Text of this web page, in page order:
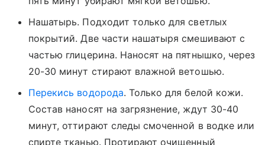
Нашатырь. Подходит только для светлых
покрытий. Две части нашатыря смешивают с
частью глицерина. Наносят на пятнышко, через
20-30 минут стирают влажной ветошью.
Перекись водорода. Только для белой кожи.
Состав наносят на загрязнение, ждут 30-40
минут, оттирают следы смоченной в водке или
спирте тканью. Протирают очищенный